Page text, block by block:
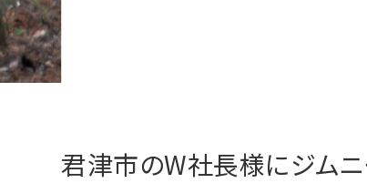
君津市のW社長様にジムニ